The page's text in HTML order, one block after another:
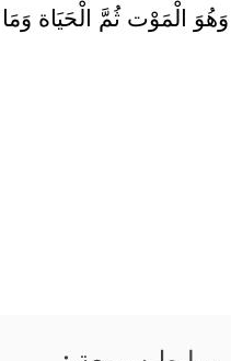
وَهُوَ الْمَوْت ثُمَّ الْحَيَاة